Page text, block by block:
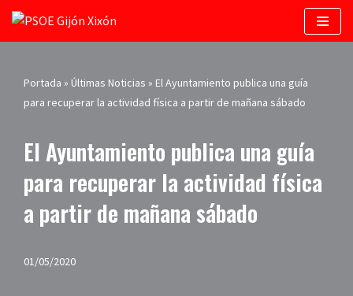
Saltar
contenido
Portada » Últimas Noticias » El Ayuntamiento publica una guía
para recuperar la actividad física a partir de mañana sábado
El Ayuntamiento publica una guía
para recuperar la actividad física
a partir de mañana sábado
01/05/2020